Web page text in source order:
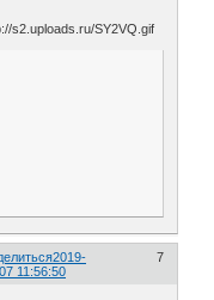
7
2019-
11:56:50